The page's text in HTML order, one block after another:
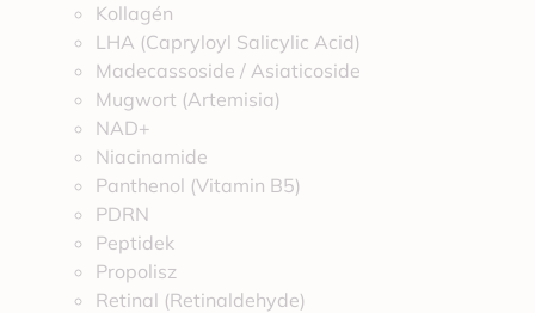
Kollagén
LHA (Capryloyl Salicylic Acid)
Madecassoside / Asiaticoside
Mugwort (Artemisia)
NAD+
Niacinamide
Panthenol (Vitamin B5)
PDRN
Peptidek
Propolisz
Retinal (Retinaldehyde)